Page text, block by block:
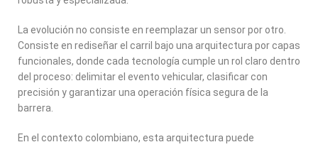
La evolución no consiste en reemplazar un sensor por otro.
Consiste en rediseñar el carril bajo una arquitectura por capas
funcionales, donde cada tecnología cumple un rol claro dentro
del proceso: delimitar el evento vehicular, clasificar con
precisión y garantizar una operación física segura de la
barrera.
En el contexto colombiano, esta arquitectura puede